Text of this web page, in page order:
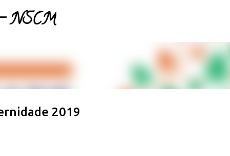
NSCM
2019